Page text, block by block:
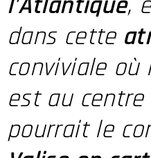
dans cette
conviviale
est au
pourrait le